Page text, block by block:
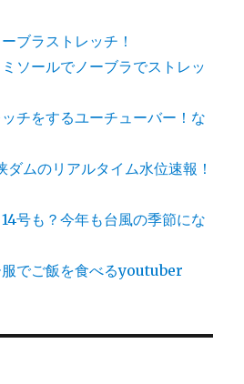
ブラストレッチ！
ソールでノーブラでストレッ
チをするユーチューバー！な
ムのリアルタイム水位速報！
号も？今年も台風の季節にな
服でご飯を食べるyoutuber